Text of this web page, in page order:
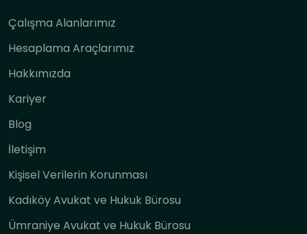
Çalışma Alanlarımız
Hesaplama Araçlarımız
Hakkımızda
Kariyer
Blog
İletişim
Kişisel Verilerin Korunması
Kadıköy Avukat ve Hukuk Bürosu
Ümraniye Avukat ve Hukuk Bürosu